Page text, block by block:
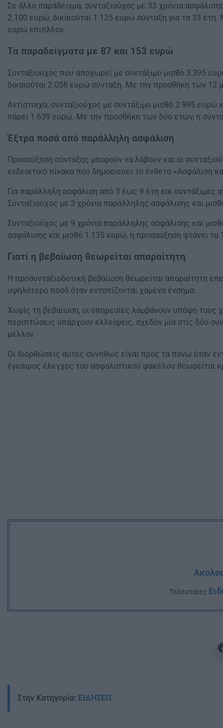
Σε άλλο παράδειγμα, συνταξιούχος με 33 χρόνια
2.100 ευρώ, δικαιούται 1.125 ευρώ σύνταξη για τα 33
ευρώ επιπλέον.
Τα παραδείγματα με 87 και 153 ευρώ
Συνταξιούχος που αποχωρεί με συντάξιμο μισθό 3.395
δικαιούται 2.058 ευρώ σύνταξη. Με την προσθήκη των 12
Αντίστοιχα, συνταξιούχος με συντάξιμο μισθό 2.995
πάρει 1.639 ευρώ. Με την προσθήκη των δύο ετών, η
Έξτρα ποσά από παράλληλη ασφάλιση
Προσαύξηση σύνταξης μπορούν να λάβουν και οι
ενδεικτικό πίνακα που δημοσιεύει το ένθετο «Ασφάλιση
Για παράλληλη ασφάλιση από 3 έως 9 έτη και
Συνταξιούχος με 3 χρόνια παράλληλης ασφάλισης και
Συνταξιούχος με 9 χρόνια παράλληλης ασφάλισης και
ασφάλισης και μισθό 1.135 ευρώ, η προσαύξηση φτάνει
Γιατί η βεβαίωση θεωρείται απαραίτητη
Η προσυνταξιοδοτική βεβαίωση θεωρείται απαραίτητη
υψηλότερο ποσό όταν εντοπίζονται χαμένα ένσημα.
Χωρίς τη βεβαίωση, οι υπηρεσίες λαμβάνουν υπόψη
περιπτώσεις υπάρχουν ελλείψεις, σχεδόν μία στις δύο
μέλλον.
Οι διορθώσεις αυτές συνήθως είναι προς τα πάνω όταν
έγκαιρος έλεγχος του ασφαλιστικού φακέλου θεωρείται
Tελευταίες
Στην Κατηγορία: ΕΙΔΗΣΕΙΣ